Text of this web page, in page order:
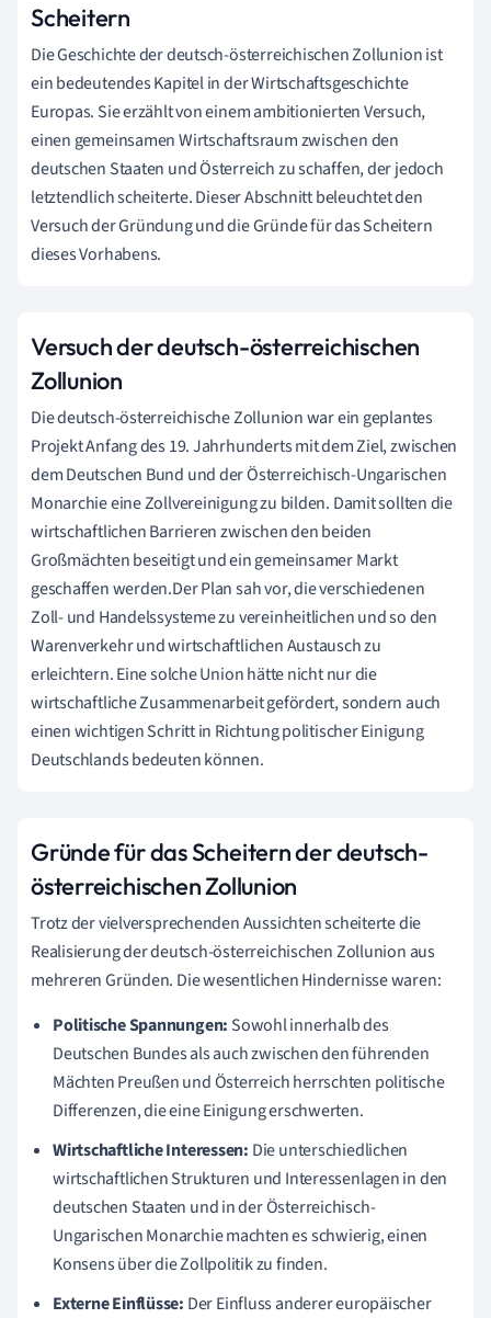
Scheitern
Die Geschichte der deutsch-österreichischen Zollunion ist
ein bedeutendes Kapitel in der Wirtschaftsgeschichte
Europas. Sie erzählt von einem ambitionierten Versuch,
einen gemeinsamen Wirtschaftsraum zwischen den
deutschen Staaten und Österreich zu schaffen, der jedoch
letztendlich scheiterte. Dieser Abschnitt beleuchtet den
Versuch der Gründung und die Gründe für das Scheitern
dieses Vorhabens.
Versuch der deutsch-österreichischen
Zollunion
Die deutsch-österreichische Zollunion war ein geplantes
Projekt Anfang des 19. Jahrhunderts mit dem Ziel, zwischen
dem Deutschen Bund und der Österreichisch-Ungarischen
Monarchie eine Zollvereinigung zu bilden. Damit sollten die
wirtschaftlichen Barrieren zwischen den beiden
Großmächten beseitigt und ein gemeinsamer Markt
geschaffen werden.Der Plan sah vor, die verschiedenen
Zoll- und Handelssysteme zu vereinheitlichen und so den
Warenverkehr und wirtschaftlichen Austausch zu
erleichtern. Eine solche Union hätte nicht nur die
wirtschaftliche Zusammenarbeit gefördert, sondern auch
einen wichtigen Schritt in Richtung politischer Einigung
Deutschlands bedeuten können.
Gründe für das Scheitern der deutsch-
österreichischen Zollunion
Trotz der vielversprechenden Aussichten scheiterte die
Realisierung der deutsch-österreichischen Zollunion aus
mehreren Gründen. Die wesentlichen Hindernisse waren:
Politische Spannungen: Sowohl innerhalb des
Deutschen Bundes als auch zwischen den führenden
Mächten Preußen und Österreich herrschten politische
Differenzen, die eine Einigung erschwerten.
Wirtschaftliche Interessen: Die unterschiedlichen
wirtschaftlichen Strukturen und Interessenlagen in den
deutschen Staaten und in der Österreichisch-
Ungarischen Monarchie machten es schwierig, einen
Konsens über die Zollpolitik zu finden.
Externe Einflüsse: Der Einfluss anderer europäischer